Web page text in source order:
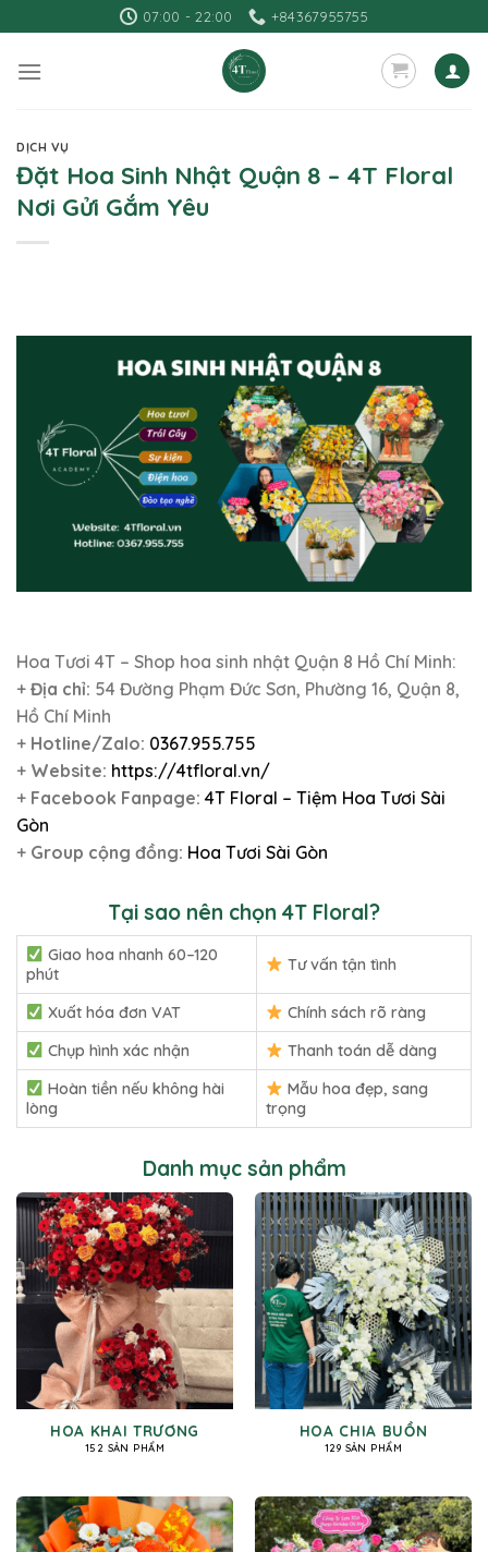
to
content
07:00 - 22:00 +84367955755
DỊCH VỤ
Đặt Hoa Sinh Nhật Quận 8 – 4T Floral
Nơi Gửi Gắm Yêu
Hoa Tươi 4T – Shop hoa sinh nhật Quận 8 Hồ Chí Minh:
+ Địa chỉ: 54 Đường Phạm Đức Sơn, Phường 16, Quận 8,
Hồ Chí Minh
+ Hotline/Zalo: 0367.955.755
+ Website: https://4tfloral.vn/
+ Facebook Fanpage: 4T Floral – Tiệm Hoa Tươi Sài
Gòn
+ Group cộng đồng: Hoa Tươi Sài Gòn
Tại sao nên chọn 4T Floral?
Giao hoa nhanh 60–120
phút
Tư vấn tận tình
Xuất hóa đơn VAT
Chính sách rõ ràng
Chụp hình xác nhận
Thanh toán dễ dàng
Hoàn tiền nếu không hài
lòng
Mẫu hoa đẹp, sang
trọng
Danh mục sản phẩm
HOA KHAI TRƯƠNG
152 SẢN PHẨM
HOA CHIA BUỒN
129 SẢN PHẨM